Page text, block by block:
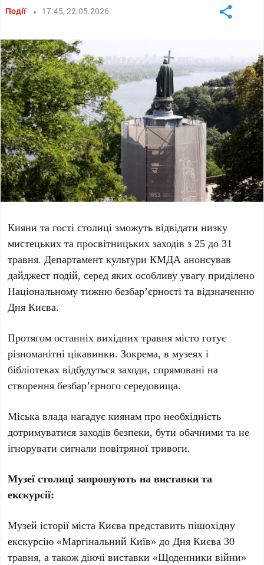
Події 17:45, 22.05.2026
Кияни та гості столиці зможуть відвідати низку
мистецьких та просвітницьких заходів з25 до 31
травня. Департамент культури КМДА анонсував
дайджест подій, серед яких особливу увагу приділено
Національному тижню безбар’єрності та відзначенню
Дня Києва.
Протягом останніх вихідних травня місто готує
різноманітні цікавинки. Зокрема, в музеях і
бібліотеках відбудуться заходи, спрямовані на
створення безбар’єрного середовища.
Міська влада нагадує киянам про необхідність
дотримуватися заходів безпеки, бути обачними та не
ігнорувати сигнали повітряної тривоги.
Музеї столиці запрошують на виставки та
екскурсії:
Музей історії міста Києва представить пішохідну
екскурсію «Маргінальний Київ» до Дня Києва 30
травня, а також діючі виставки «Щоденники війни»